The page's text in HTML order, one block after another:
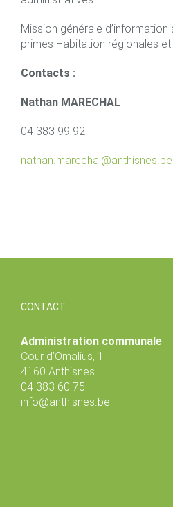
Mission générale
primes Habitation régionales
Contacts :
Nathan MARECHAL
04 383 99 92
nathan.marechal@anthisnes.be
CONTACT
Administration communale
Cour d’Omalius, 1
4160 Anthisnes.
04 383 60 75
info@anthisnes.be